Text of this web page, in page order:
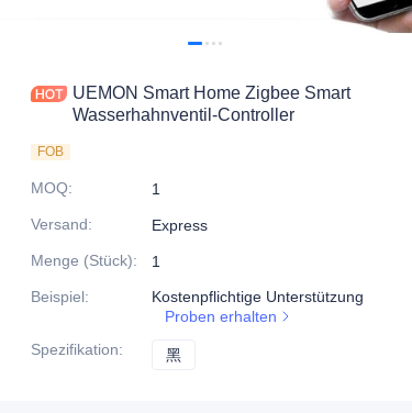
UEMON Smart Home Zigbee Smart
Wasserhahnventil-Controller
FOB
MOQ:
1
Versand:
Express
Menge (Stück):
1
Beispiel:
Kostenpflichtige Unterstützung
Proben erhalten
Spezifikation: 黑